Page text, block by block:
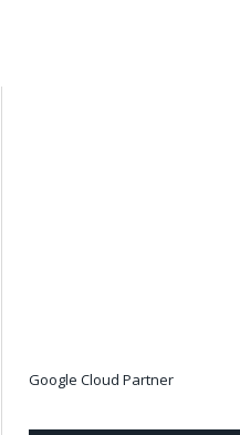
Google Cloud Partner